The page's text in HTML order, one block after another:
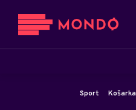
Sport Košarka